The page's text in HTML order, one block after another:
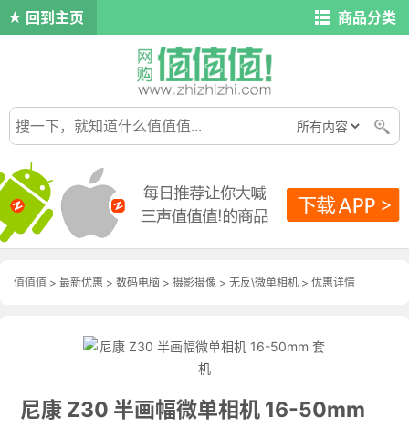
回到主页 商品分类
值值值 > 最新优惠 > 数码电脑 > 摄影摄像 > 无反\微单相机 > 优惠详情
尼康 Z30 半画幅微单相机 16-50mm